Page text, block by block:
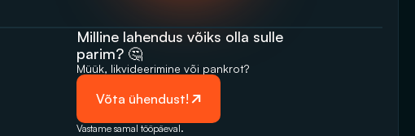
Milline lahendus võiks olla sulle
parim? 🤔
Müük, likvideerimine‬‭ või pankrot?
Võta ühendust!
Vastame samal tööpäeval.